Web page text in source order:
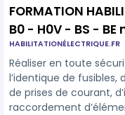
FORMATION
B0 - H0V - BS -
HABILITATIONÉLECTRIQUE.FR
Réaliser en toute
l’identique de fusibles,
de prises de courant,
raccordement